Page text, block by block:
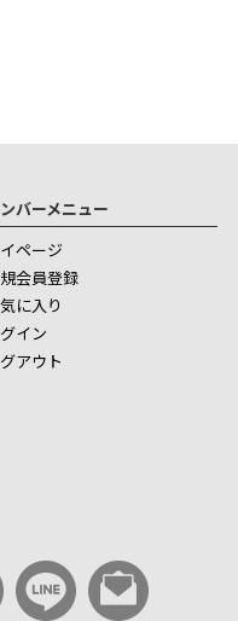
バーメニュー
ページ
会員登録
に入り
イン
アウト